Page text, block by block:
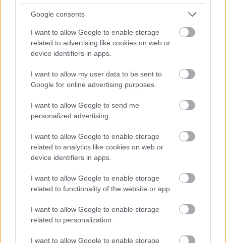
Google consents
I want to allow Google to enable storage
related to advertising like cookies on web or
device identifiers in apps.
I want to allow my user data to be sent to
Google for online advertising purposes.
I want to allow Google to send me
personalized advertising.
I want to allow Google to enable storage
related to analytics like cookies on web or
device identifiers in apps.
I want to allow Google to enable storage
related to functionality of the website or app.
I want to allow Google to enable storage
related to personalization.
I want to allow Google to enable storage
Platformok: PC PlayStation 3
Hozzászólások
Felbukkant a Star Wars eredeti
forgatókönyve, tudjuk, ki lőtt